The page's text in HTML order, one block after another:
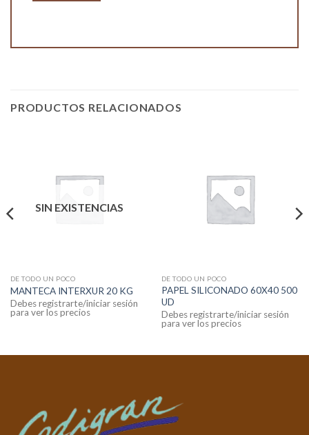
PRODUCTOS RELACIONADOS
SIN EXISTENCIAS
DE TODO UN POCO
MANTECA INTERXUR 20 KG
Debes registrarte/iniciar sesión
para ver los precios
DE TODO UN POCO
PAPEL SILICONADO 60X40 500
UD
Debes registrarte/iniciar sesión
para ver los precios